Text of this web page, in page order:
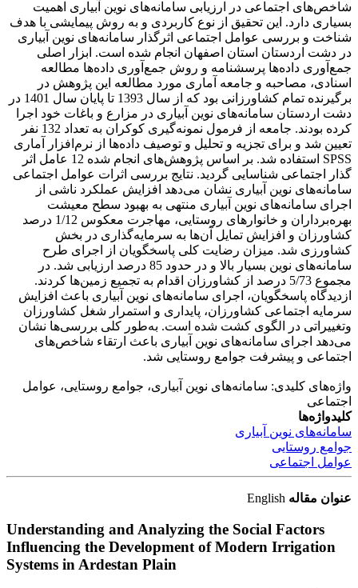
شاخص‌های اجتماعی در ارزیابی سامانه‌های نوین آبیاری اهمیت
بسیاری دارد. این تحقیق از نوع کاربردی و به روش پیمایشی با هدف
شناخت و بررسی عوامل اجتماعی اثرگذار سامانه‌های نوین آبیاری
در دشت اردستان استان اصفهان انجام شده است. ابزار اصلی
جمع‌آوری داده‌ها پرسشنامه و روش جمع‌آوری داده‌ها مطالعه
اسنادی، مصاحبه و جامعه آماری مورد مطالعه این پژوهش در
برگیرنده تمام کشاورزانی بود که از سال 1393 تا پایان سال 1401 در
دشت اردستان سامانه‌های نوین آبیاری در مزارع و باغات خود اجرا
کرده بودند. جامعه از فرمول نمونه‌گیری کوکران به تعداد 132 نفر
تعیین شد و برای تجزیه و تحلیل و توصیف داده‌ها از نرم‌افزار آماری
SPSS استفاده شد. بر اساس پژوهش‌های انجام شده 12 عامل اثر
گذار اجتماعی شناسایی گردید. نتایج بررسی اثرات عوامل اجتماعی
سامانه‌های نوین آبیاری نشان می‌دهد افزایش عملکرد ناشی از
اجرای سامانه‌های نوین آبیاری منتهی به بهبود سطح معیشت
بهره‌برداران و خانوارهای روستایی، مهاجرت معکوس 1/12 درصد
کشاورزان و افزایش تمایل آن‌ها به سرمایه‌گذاری در بخش
کشاورزی شد. میزان رضایت کلی پاسخگویان از اجرای طرح
سامانه‌های نوین بسیار بالا و در حدود 85 درصد ارزیابی شد. در
مجموع 5/73 درصد از کشاورزان اقدام به تجمیع زمین‌ها کردند.
ازدیدگاه پاسخگویان، اجرای سامانه‌های نوین آبیاری باعث افزایش
سرمایه اجتماعی کشاورزان، پایداری و استمرار شغل کشاورزان
وتغییراتی در الگوی کشت شده است. به‌طور کلی بررسی‌ها نشان
می‌دهد اجرای سامانه‌های نوین آبیاری باعث ارتقاء شاخص‌های
اجتماعی و پیشرفت جوامع روستایی شد.
واژه‌های کلیدی: سامانه‌‌های نوین آبیاری، جوامع روستایی، عوامل
اجتماعی
کلیدواژه‌ها
سامانه‌‌های نوین آبیاری
جوامع روستایی
عوامل اجتماعی
عنوان مقاله English
Understanding and Analyzing the Social Factors
Influencing the Development of Modern Irrigation
Systems in Ardestan Plain